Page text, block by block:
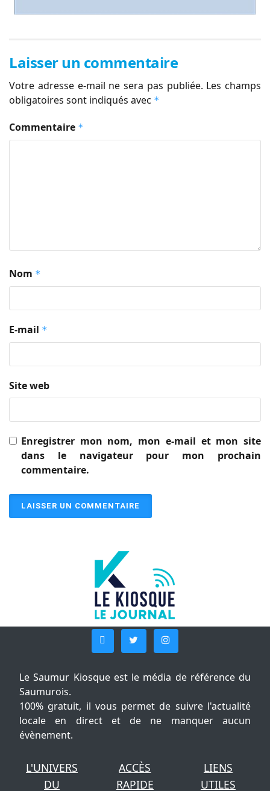
Laisser un commentaire
Votre adresse e-mail ne sera pas publiée. Les champs
obligatoires sont indiqués avec *
Commentaire *
Nom *
E-mail *
Site web
Enregistrer mon nom, mon e-mail et mon site
dans le navigateur pour mon prochain
commentaire.
Le Saumur Kiosque est le média de référence du
Saumurois.
100% gratuit, il vous permet de suivre l'actualité
locale en direct et de ne manquer aucun
évènement.
L'UNIVERS
DU
ACCÈS
RAPIDE
LIENS
UTILES